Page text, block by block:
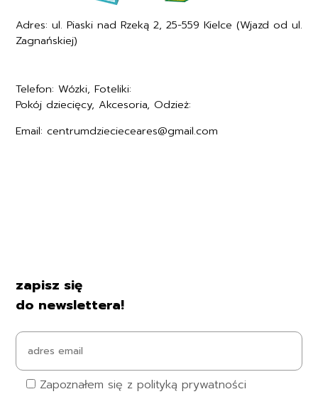
Adres: ul. Piaski nad Rzeką 2, 25-559 Kielce (Wjazd od ul.
Zagnańskiej)
Telefon: Wózki, Foteliki:
Pokój dziecięcy, Akcesoria, Odzież:
Email: centrumdziecieceares@gmail.com
zapisz się
do newslettera!
Zapoznałem się z polityką prywatności